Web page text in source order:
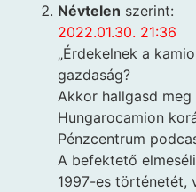
Névtelen szerint:
2022.01.30. 21:36
„Érdekelnek a
gazdaság?
Akkor hallgasd
Hungarocamion
Pénzcentrum
A befektető
1997-es történetét,